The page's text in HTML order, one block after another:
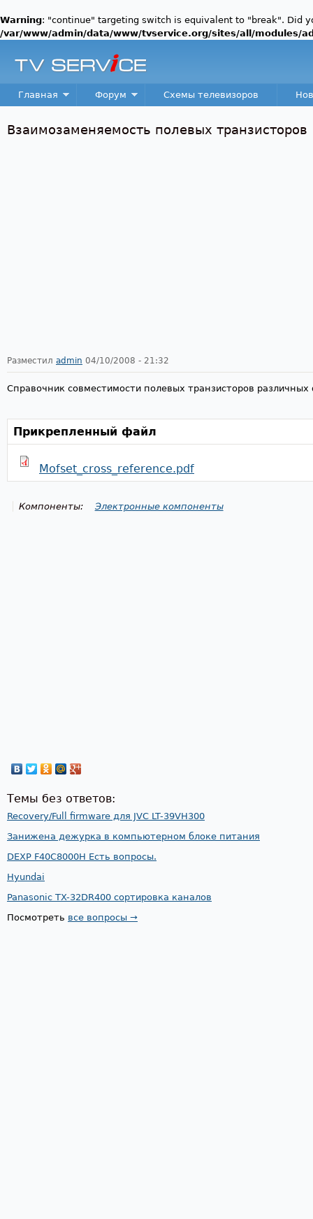
Warning: "continue" targeting switch is equivalent to "break". Did
/var/www/admin/data/www/tvservice.org/sites/all/modules/
TV
Service
Main menu
Главная Форум Схемы телевизоров
Взаимозаменяемость полевых транзисторов
Разместил admin 04/10/2008 - 21:32
Справочник совместимости полевых транзисторов
Прикрепленный файл
Mofset_cross_reference.pdf
Компоненты: Электронные компоненты
Темы без ответов:
Recovery/Full firmware для JVC LT-39VH300
Занижена дежурка в компьютерном блоке питания
DEXP F40C8000H Есть вопросы.
Hyundai
Panasonic TX-32DR400 сортировка каналов
Посмотреть все вопросы →